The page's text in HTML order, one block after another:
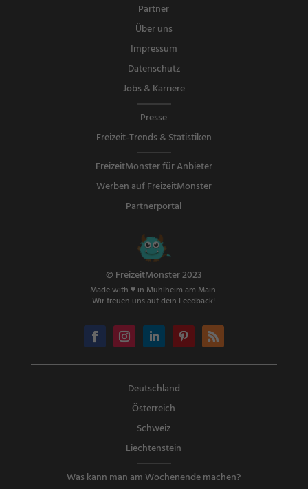
Partner
Über uns
Impressum
Datenschutz
Jobs & Karriere
Presse
Freizeit-Trends & Statistiken
FreizeitMonster für Anbieter
Werben auf FreizeitMonster
Partnerportal
© FreizeitMonster 2023
Made with ♥ in Mühlheim am Main.
Wir freuen uns auf dein Feedback!
Deutschland
Österreich
Schweiz
Liechtenstein
Was kann man am Wochenende machen?